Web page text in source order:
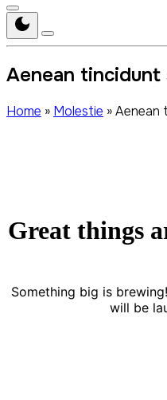
Aenean tincidunt
Home » Molestie »Aenean
Great things
Something big is
will be